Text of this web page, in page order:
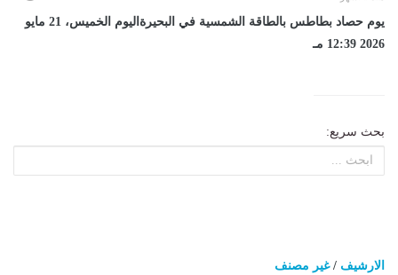
يوم حصاد بطاطس بالطاقة الشمسية في البحيرةاليوم الخميس، 21 مايو
2026 12:39 مـ
بحث سريع:
الارشيف /غير مصنف